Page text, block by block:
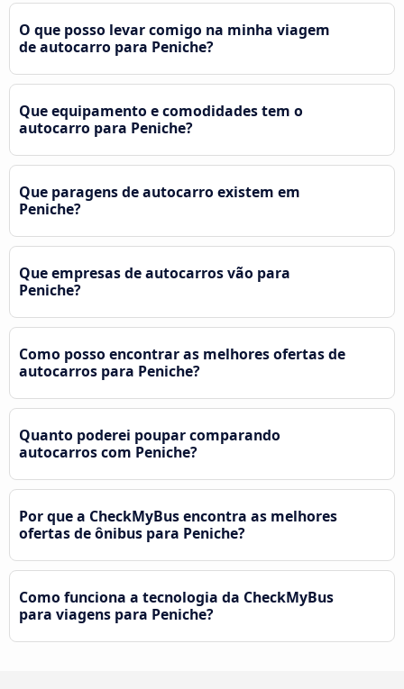
O que posso levar comigo na minha viagem
de autocarro para Peniche?
Que equipamento e comodidades tem o
autocarro para Peniche?
Que paragens de autocarro existem em
Peniche?
Que empresas de autocarros vão para
Peniche?
Como posso encontrar as melhores ofertas de
autocarros para Peniche?
Quanto poderei poupar comparando
autocarros com Peniche?
Por que a CheckMyBus encontra as melhores
ofertas de ônibus para Peniche?
Como funciona a tecnologia da CheckMyBus
para viagens para Peniche?